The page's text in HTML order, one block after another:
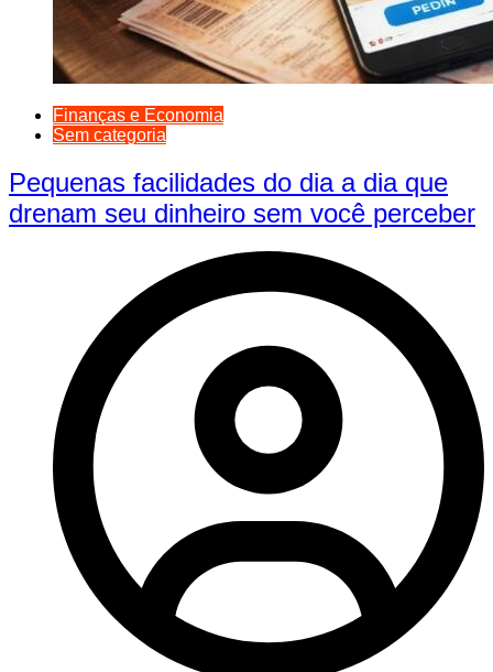
Finanças e Economia
Sem categoria
Pequenas facilidades do dia a dia que
drenam seu dinheiro sem você perceber